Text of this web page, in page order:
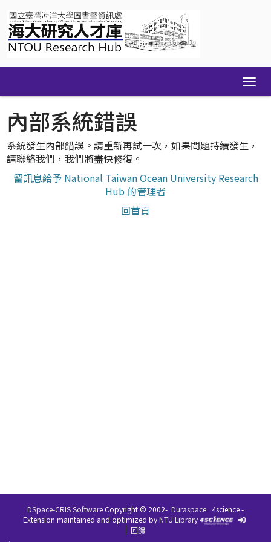
navigation
內部系統錯誤
系統發生內部錯誤。請重新再試一次，如果問題持續發生，
請聯絡我們，我們將盡快修復。
留訊息給予 National Taiwan Ocean University Research
Hub 的管理者
回首頁
DSpace-CRIS SoftwareCopyright © 2002- Duraspace 4science -
Extension maintained and optimized byNTU Library
回饋